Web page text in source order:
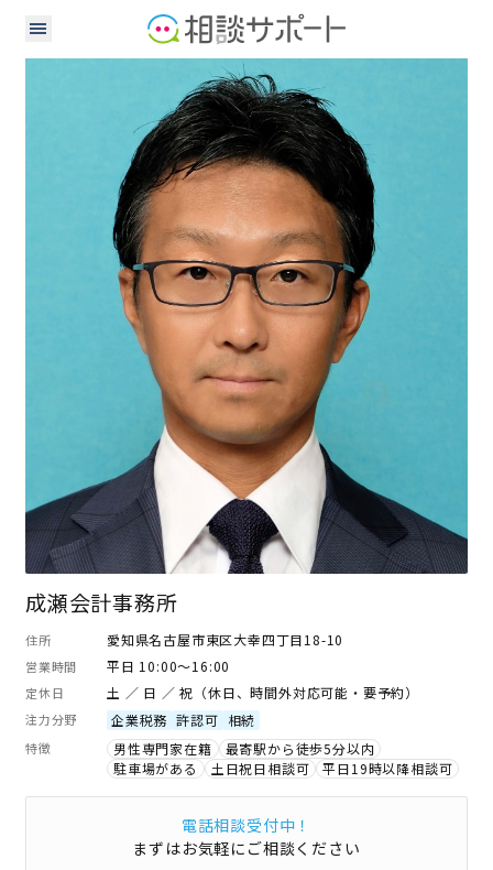
税理士
成瀬会計事務所
住所 愛知県名古屋市東区大幸四丁目18-10
営業時間 平日 10:00～16:00
定休日 土 ／ 日 ／ 祝（休日、時間外対応可能・要予約）
注力分野 企業税務 許認可 相続
特徴 男性専門家在籍
最寄駅から徒歩5分以内
駐車場がある
土日祝日相談可 平日19時以降相談可
電話相談受付中！
まずはお気軽にご相談ください